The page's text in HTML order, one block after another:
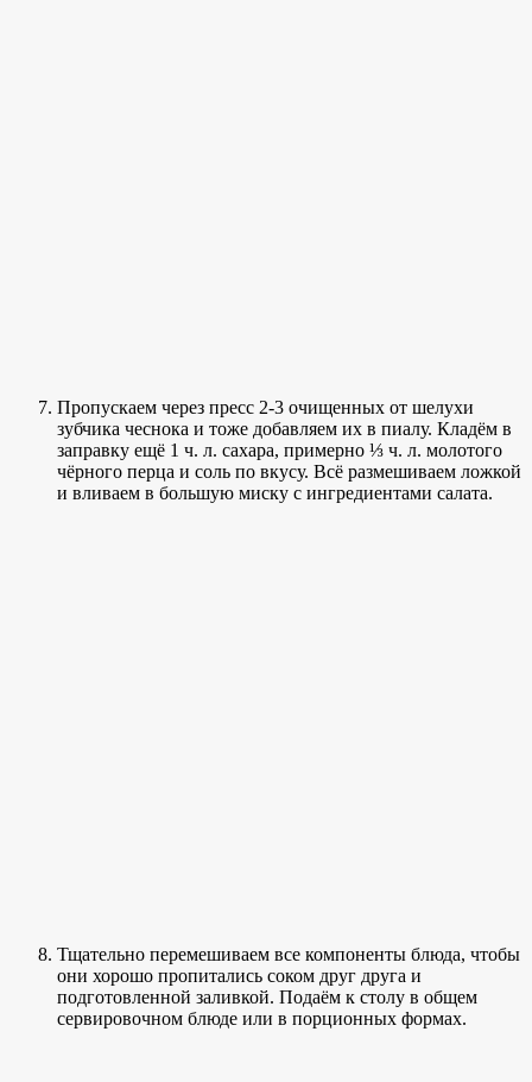
Пропускаем через пресс 2-3 очищенных от шелухи
зубчика чеснока и тоже добавляем их в пиалу. Кладём в
заправку ещё 1 ч. л. сахара, примерно ⅓ ч. л. молотого
чёрного перца и соль по вкусу. Всё размешиваем ложкой
и вливаем в большую миску с ингредиентами салата.
Тщательно перемешиваем все компоненты блюда, чтобы
они хорошо пропитались соком друг друга и
подготовленной заливкой. Подаём к столу в общем
сервировочном блюде или в порционных формах.